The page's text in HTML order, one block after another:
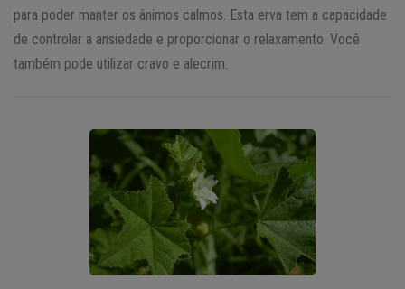
para poder manter os ânimos calmos. Esta erva tem a capacidade
de controlar a ansiedade e proporcionar o relaxamento. Você
também pode utilizar cravo e alecrim.